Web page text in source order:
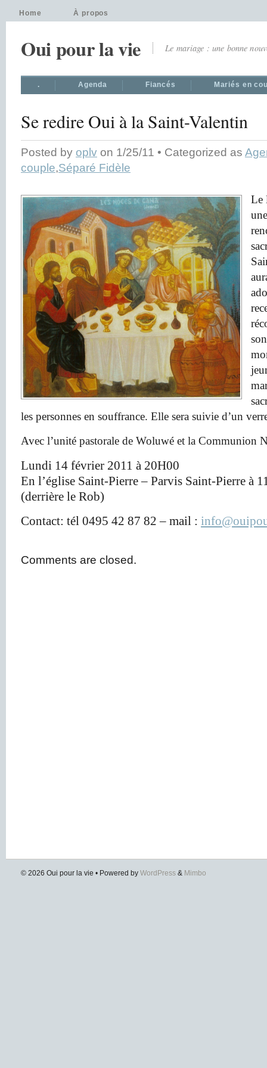
Home À propos
Oui pour la vie Le mariage : une bonne
. Agenda Fiancés Mariés en
Se redire Oui à la Saint-Valentin
Posted by oplv on 1/25/11 • Categorized as
couple,Séparé Fidèle
Le
les personnes en souffrance. Elle sera suivie d’un
Avec l’unité pastorale de Woluwé et la Communion
Lundi 14 février 2011 à 20H00
En l’église Saint-Pierre – Parvis Saint-Pierre à
(derrière le Rob)
Contact: tél 0495 42 87 82 – mail :
Comments are closed.
© 2026 Oui pour la vie • Powered by WordPress & Mimbo